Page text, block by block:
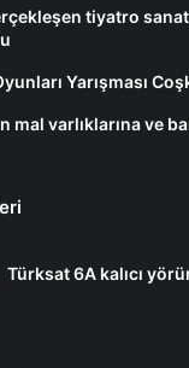
tiyatro
Yarışması
mal varlıklarına ve
Türksat 6A kalıcı